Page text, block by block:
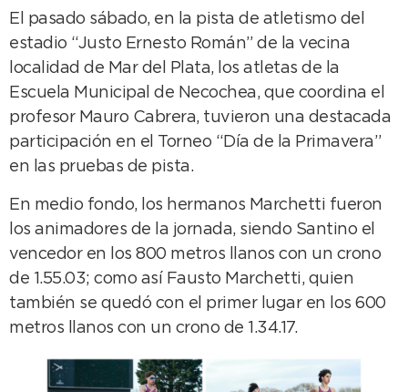
El pasado sábado, en la pista de atletismo del
estadio “Justo Ernesto Román” de la vecina
localidad de Mar del Plata, los atletas de la
Escuela Municipal de Necochea, que coordina el
profesor Mauro Cabrera, tuvieron una destacada
participación en el Torneo “Día de la Primavera”
en las pruebas de pista.
En medio fondo, los hermanos Marchetti fueron
los animadores de la jornada, siendo Santino el
vencedor en los 800 metros llanos con un crono
de 1.55.03; como así Fausto Marchetti, quien
también se quedó con el primer lugar en los 600
metros llanos con un crono de 1.34.17.